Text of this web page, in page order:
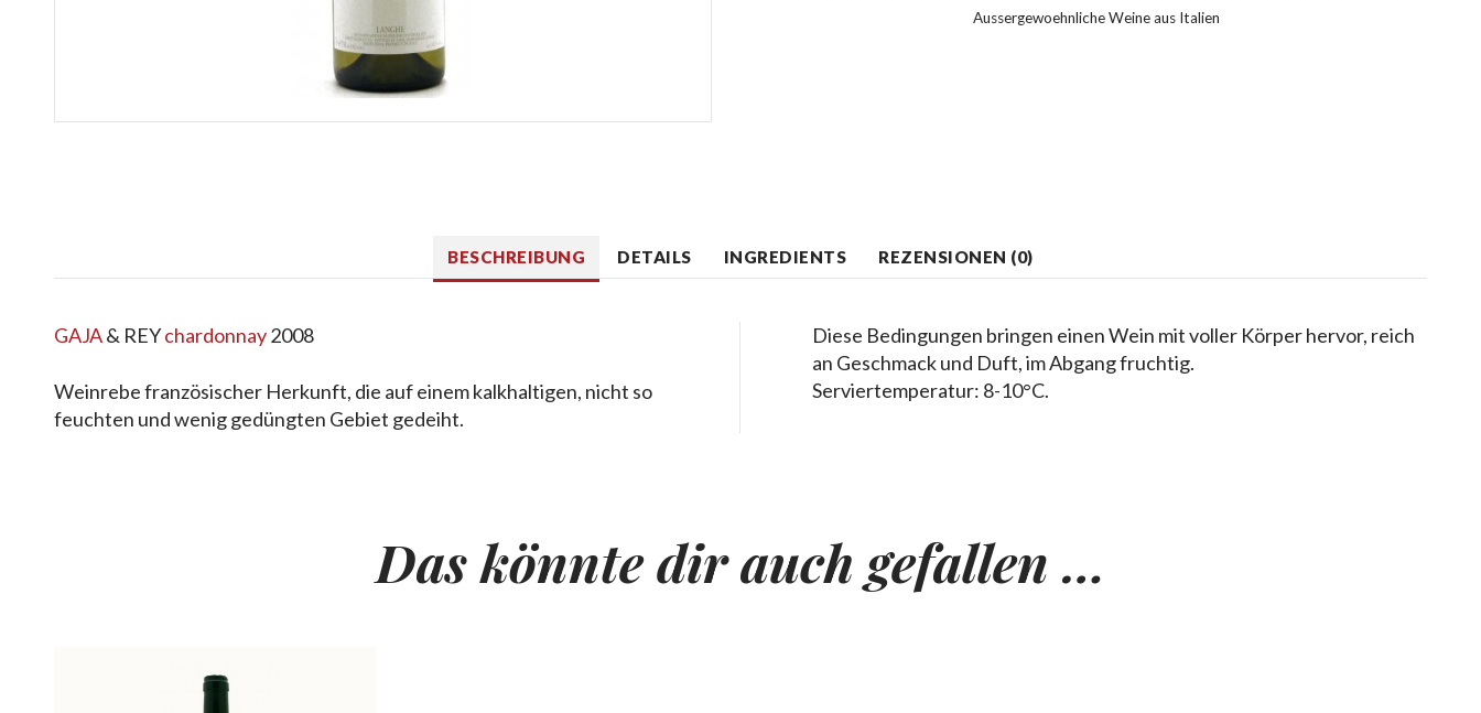
Aussergewoehnliche Weine aus Italien
BESCHREIBUNG DETAILS INGREDIENTS REZENSIONEN (0)
GAJA& REYchardonnay2008
Weinrebe französischer Herkunft, die auf einem kalkhaltigen, nicht so
feuchten und wenig gedüngten Gebiet gedeiht.
Diese Bedingungen bringen einen Wein mit voller Körper hervor, reich
an Geschmack und Duft, im Abgang fruchtig.
Serviertemperatur: 8-10°C.
Das könnte dir auch gefallen …